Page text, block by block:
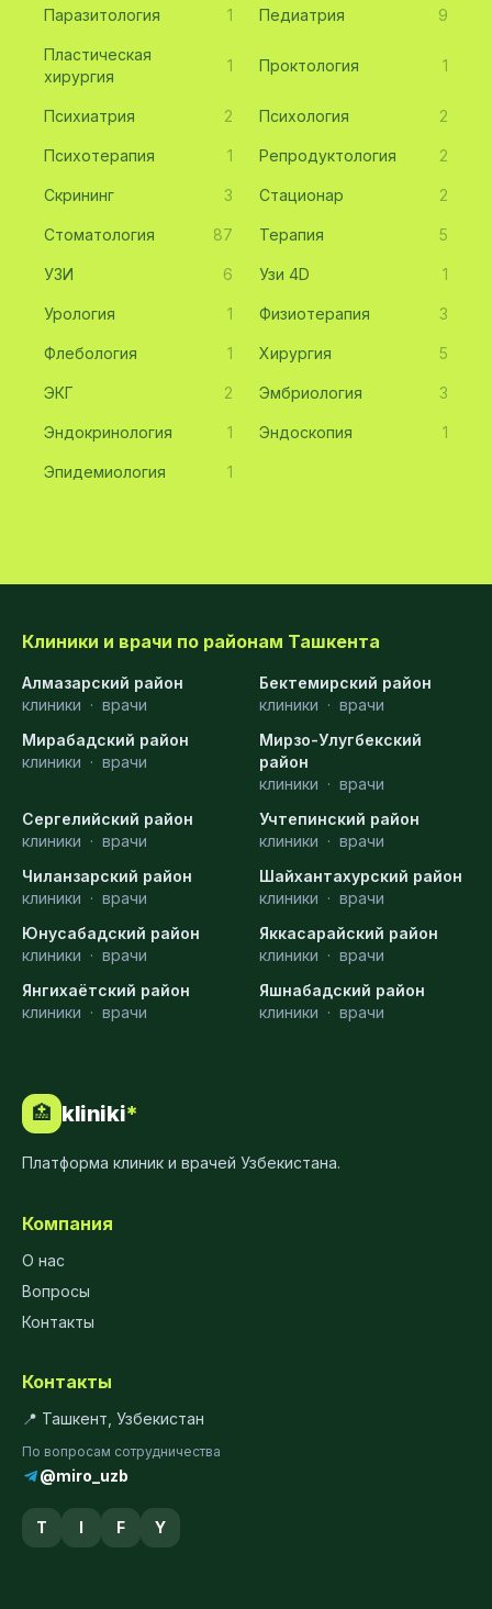
Паразитология 1 Педиатрия 9
Пластическая
хирургия
1 Проктология 1
Психиатрия 2 Психология 2
Психотерапия 1 Репродуктология 2
Скрининг 3 Стационар 2
Стоматология 87 Терапия 5
УЗИ 6 Узи 4D 1
Урология 1 Физиотерапия 3
Флебология 1 Хирургия 5
ЭКГ 2 Эмбриология 3
Эндокринология 1 Эндоскопия 1
Эпидемиология 1
Клиники и врачи по районам Ташкента
Алмазарский район
клиники · врачи
Бектемирский район
клиники · врачи
Мирабадский район
клиники · врачи
Мирзо-Улугбекский
район
клиники · врачи
Сергелийский район
клиники · врачи
Учтепинский район
клиники · врачи
Чиланзарский район
клиники · врачи
Шайхантахурский район
клиники · врачи
Юнусабадский район
клиники · врачи
Яккасарайский район
клиники · врачи
Янгихаётский район
клиники · врачи
Яшнабадский район
клиники · врачи
🏥 kliniki*
Платформа клиник и врачей Узбекистана.
Компания
О нас
Вопросы
Контакты
Контакты
📍 Ташкент, Узбекистан
По вопросам сотрудничества
@miro_uzb
T I F Y